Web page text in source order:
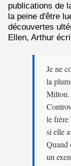
publications de
la peine d'être
découvertes
Ellen, Arthur
Je ne
la
Milton.
le
si elle
Quand
un